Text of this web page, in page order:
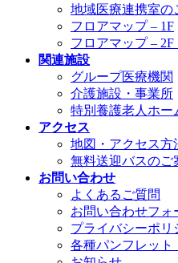
地域医療連携室の
フロアマップ – 1F
フロアマップ – 2F
関連施設
グループ医療機関
介護施設・事業所
特別養護老人ホー
アクセス
地図・アクセス方
無料送迎バスのご
お問い合わせ
よくあるご質問
お問い合わせフォ
プライバシーポリ
各種パンフレット